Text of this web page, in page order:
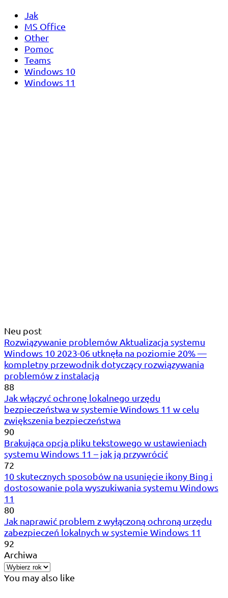
Jak
MS Office
Other
Pomoc
Teams
Windows 10
Windows 11
Neu post
Rozwiązywanie problemów Aktualizacja systemu
Windows 10 2023-06 utknęła na poziomie 20% —
kompletny przewodnik dotyczący rozwiązywania
problemów z instalacją
88
Jak włączyć ochronę lokalnego urzędu
bezpieczeństwa w systemie Windows 11 w celu
zwiększenia bezpieczeństwa
90
Brakująca opcja pliku tekstowego w ustawieniach
systemu Windows 11 – jak ją przywrócić
72
10 skutecznych sposobów na usunięcie ikony Bing i
dostosowanie pola wyszukiwania systemu Windows
11
80
Jak naprawić problem z wyłączoną ochroną urzędu
zabezpieczeń lokalnych w systemie Windows 11
92
Archiwa
You may also like